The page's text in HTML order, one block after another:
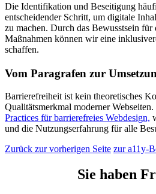
Die Identifikation und Beseitigung
entscheidender Schritt, um digitale
zu machen. Durch das Bewusstsein für
Maßnahmen können wir eine
schaffen.
Vom Paragrafen zur
Barrierefreiheit ist kein theoretisches
Qualitätsmerkmal moderner
Practices für barrierefreies Webdesign,
und die Nutzungserfahrung für alle
Zurück zur vorherigen Seite zur a11y-
Sie haben